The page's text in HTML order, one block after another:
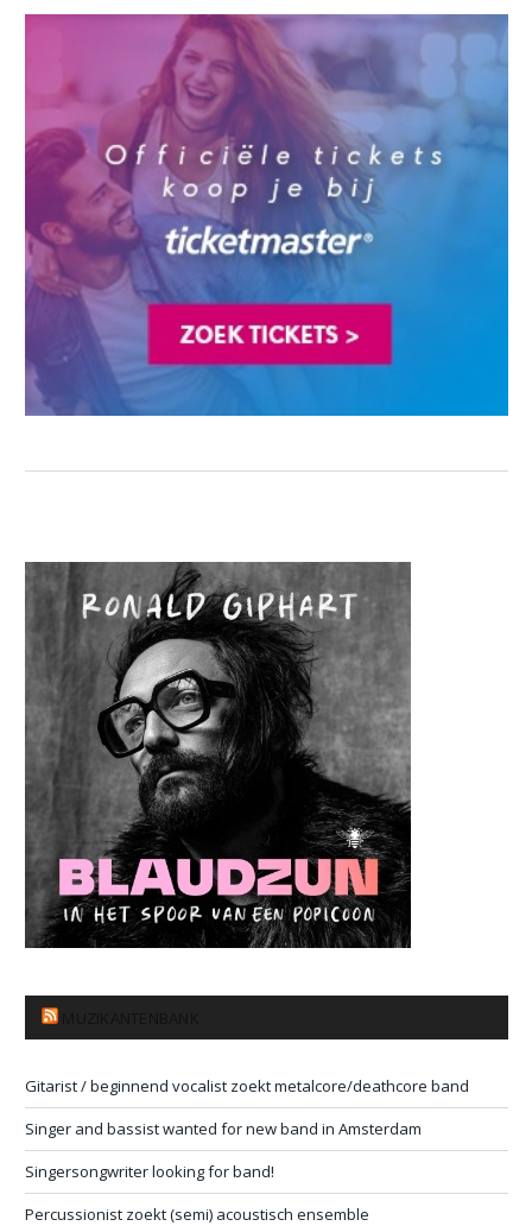
Gitarist / beginnend vocalist zoekt metalcore/deathcore band
Singer and bassist wanted for new band in Amsterdam
Singersongwriter looking for band!
Percussionist zoekt (semi) acoustisch ensemble